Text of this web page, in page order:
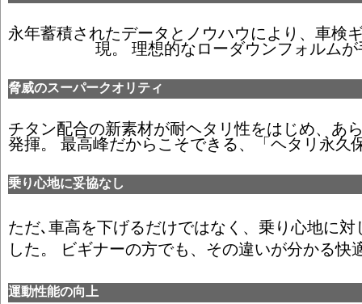
永年蓄積されたデータとノウハウにより、車検
現。 理想的なローダウンフォルム
脅威のスーパークオリティ
チタン配合の新素材が耐ヘタリ性をはじめ、あ
発揮。 最高峰だからこそできる、「ヘタリ永久
乗り心地に妥協なし
ただ､車高を下げるだけではなく、乗り心地に
した。 ビギナーの方でも、その違いが分かる快
運動性能の向上